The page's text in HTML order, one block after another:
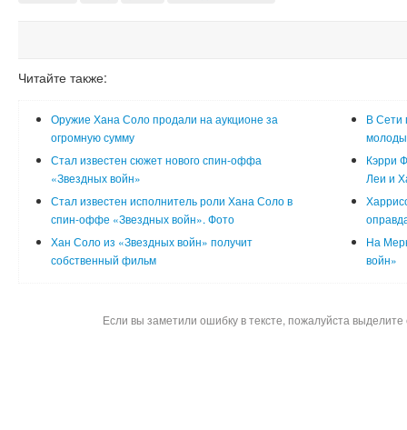
Читайте также:
Оружие Хана Соло продали на аукционе за
огромную сумму
В Сети
Стал известен сюжет нового спин-оффа
«Звездных войн»
Кэрри
Леи и
Стал известен исполнитель роли Хана Соло в
спин-оффе «Звездных войн». Фото
Хан Соло из «Звездных войн» получит
собственный фильм
На
войн»
Если вы заметили ошибку в тексте, пожалуйста